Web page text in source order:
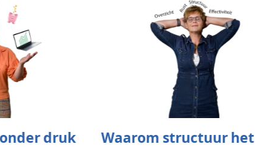
druk
Waarom structuur het